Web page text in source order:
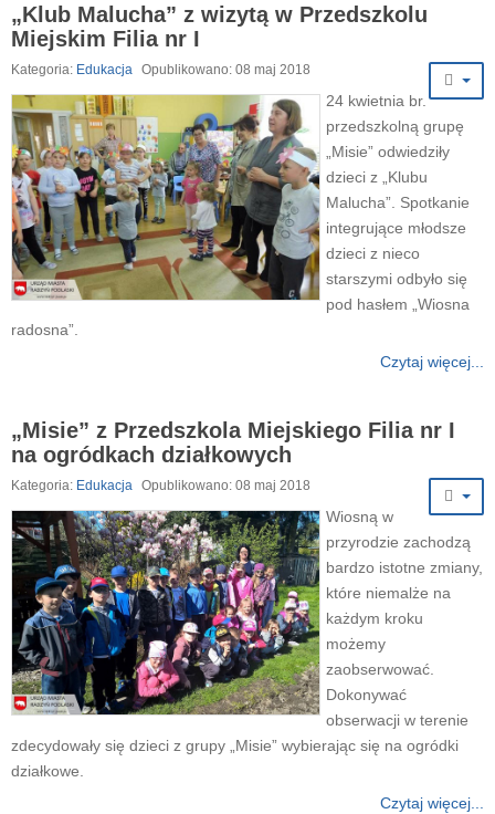
„Klub Malucha” z wizytą w Przedszkolu
Miejskim Filia nr I
Kategoria: Edukacja Opublikowano: 08 maj 2018
24 kwietnia br.
przedszkolną grupę
„Misie” odwiedziły
dzieci z „Klubu
Malucha”. Spotkanie
integrujące młodsze
dzieci z nieco
starszymi odbyło się
pod hasłem „Wiosna
radosna”.
Czytaj więcej...
„Misie” z Przedszkola Miejskiego Filia nr I
na ogródkach działkowych
Kategoria: Edukacja Opublikowano: 08 maj 2018
Wiosną w
przyrodzie zachodzą
bardzo istotne zmiany,
które niemalże na
każdym kroku
możemy
zaobserwować.
Dokonywać
obserwacji w terenie
zdecydowały się dzieci z grupy „Misie” wybierając się na ogródki
działkowe.
Czytaj więcej...